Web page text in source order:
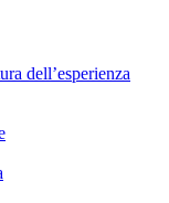
dell’esperienza